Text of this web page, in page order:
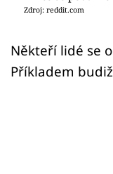
Sledujte nás
Zdroj: reddit.com
Někteří lidé se
Příkladem